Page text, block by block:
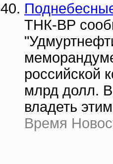
ТНК-ВР
российской
млрд долл.
владеть
Время